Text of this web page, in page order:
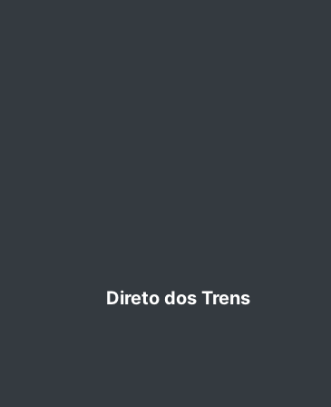
Direto dos Trens